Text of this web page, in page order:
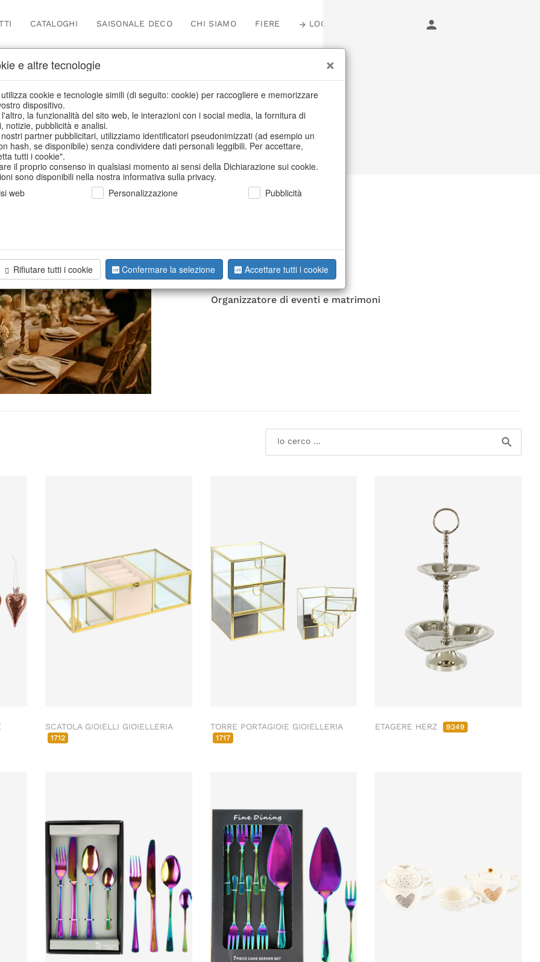
CATALOGHI SAISONALE DECO CHI SIAMO FIERE LOGIN
und Hochzeitsplaner
Home/Saisonale Deko Event- und Hochzeitsplaner
Organizzatore di eventi e matrimoni
SCATOLA GIOIELLI GIOIELLERIA
1712
TORRE PORTAGIOIE GIOIELLERIA
1717
ETAGERE HERZ 9249
e altre tecnologie
cookie e tecnologie simili (di seguito: cookie) per raccogliere e memorizzare
dispositivo.
la funzionalità del sito web, le interazioni con i social media, la fornitura di
notizie, pubblicità e analisi.
partner pubblicitari, utilizziamo identificatori pseudonimizzati (ad esempio un
hash, se disponibile) senza condividere dati personali leggibili. Per accettare,
tutti i cookie".
il proprio consenso in qualsiasi momento ai sensi della Dichiarazione sui cookie.
sono disponibili nella nostra informativa sulla privacy.
web
Personalizzazione Pubblicità
Rifiutare tutti i cookie Confermare la selezione Accettare tutti i cookie